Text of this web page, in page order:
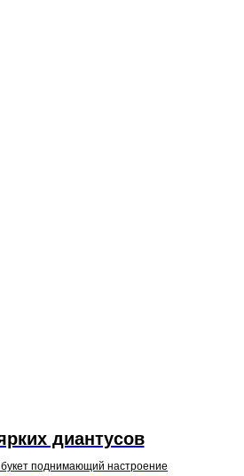
диантусов
поднимающий настроение